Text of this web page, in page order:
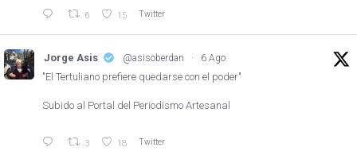
6 15 Twitter
Jorge Asis @asisoberdan · 6 Ago
"El Tertuliano prefiere quedarse con el poder"
Subido al Portal del Periodismo Artesanal
3 18 Twitter